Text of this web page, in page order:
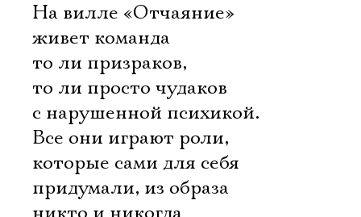
На вилле «Отчаяние»
живет команда
то ли призраков,
то ли просто чудаков
с нарушенной психикой.
Все они играют роли,
которые сами для себя
придумали, из образа